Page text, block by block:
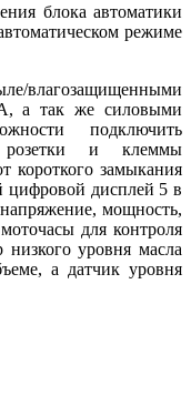
блока автоматики
режиме
влагозащищенными
а так же силовыми
подключить
розетки и клеммы
короткого замыкания
цифровой дисплей 5 в
мощность,
для контроля
уровня масла
а датчик уровня